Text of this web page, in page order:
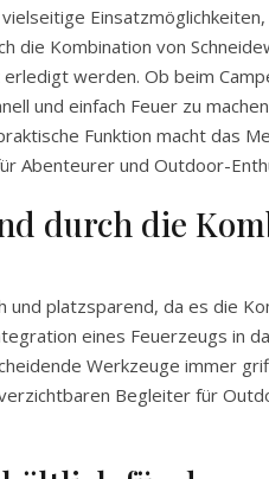
die Kombination von
werden. Ob beim
und einfach Feuer zu
Funktion macht das
Abenteurer und Outdoor-
durch die
platzsparend, da es die
eines Feuerzeugs in
Werkzeuge immer
Begleiter für